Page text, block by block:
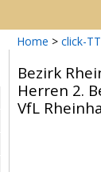
Home > click-TT
Bezirk
Herren 2.
VfL